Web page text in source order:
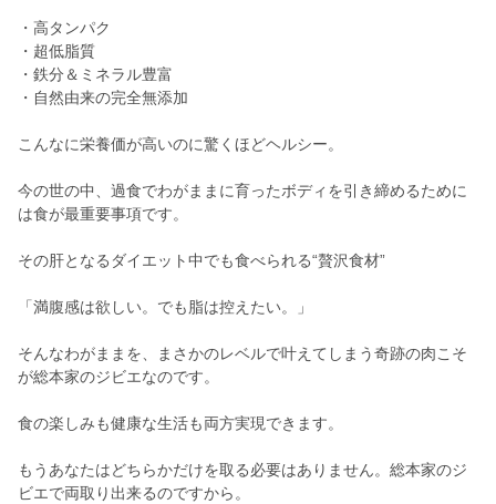
・高タンパク
・超低脂質
・鉄分＆ミネラル豊富
・自然由来の完全無添加
こんなに栄養価が高いのに驚くほどヘルシー。
今の世の中、過食でわがままに育ったボディを引き締めるために
は食が最重要事項です。
その肝となるダイエット中でも食べられる“贅沢食材”
「満腹感は欲しい。でも脂は控えたい。」
そんなわがままを、まさかのレベルで叶えてしまう奇跡の肉こそ
が総本家のジビエなのです。
食の楽しみも健康な生活も両方実現できます。
もうあなたはどちらかだけを取る必要はありません。総本家のジ
ビエで両取り出来るのですから。